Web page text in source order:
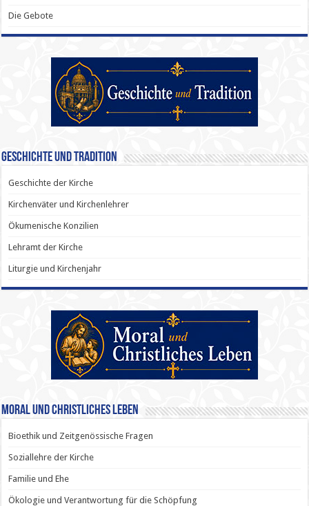
Die Gebote
Geschichte und Tradition
Geschichte der Kirche
Kirchenväter und Kirchenlehrer
Ökumenische Konzilien
Lehramt der Kirche
Liturgie und Kirchenjahr
Moral und Christliches Leben
Bioethik und Zeitgenössische Fragen
Soziallehre der Kirche
Familie und Ehe
Ökologie und Verantwortung für die Schöpfung